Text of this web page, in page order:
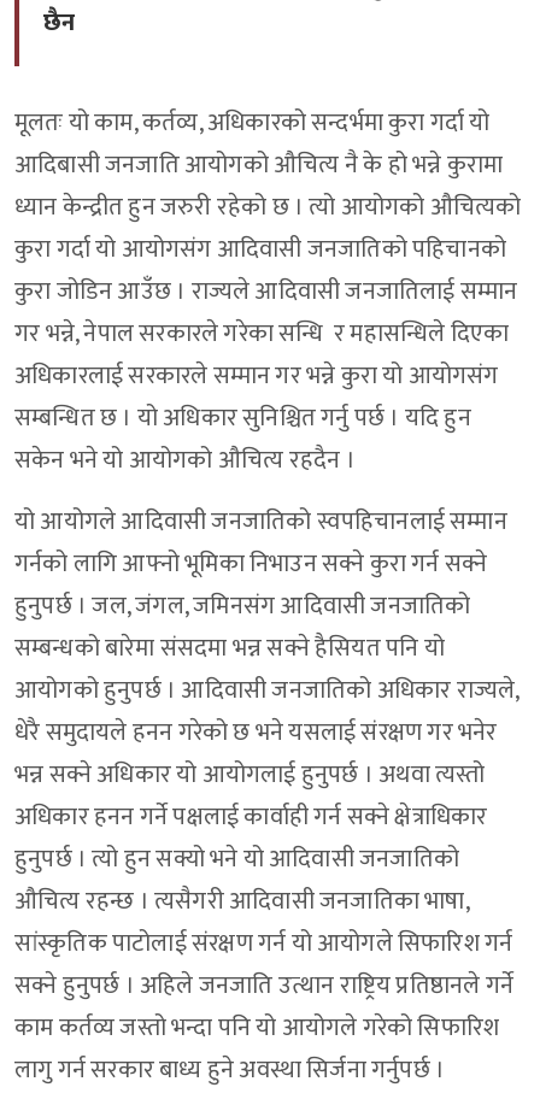
छैन
मूलतः यो काम, कर्तव्य, अधिकारको सन्दर्भमा कुरा गर्दा यो
आदिबासी जनजाति आयोगको औचित्य नै के हो भन्ने कुरामा
ध्यान केन्द्रीत हुन जरुरी रहेको छ । त्यो आयोगको औचित्यको
कुरा गर्दा यो आयोगसंग आदिवासी जनजातिको पहिचानको
कुरा जोडिन आउँछ । राज्यले आदिवासी जनजातिलाई सम्मान
गर भन्ने, नेपाल सरकारले गरेका सन्धि र महासन्धिले दिएका
अधिकारलाई सरकारले सम्मान गर भन्ने कुरा यो आयोगसंग
सम्बन्धित छ । यो अधिकार सुनिश्चित गर्नु पर्छ । यदि हुन
सकेन भने यो आयोगको औचित्य रहदैन ।
यो आयोगले आदिवासी जनजातिको स्वपहिचानलाई सम्मान
गर्नको लागि आफ्नो भूमिका निभाउन सक्ने कुरा गर्न सक्ने
हुनुपर्छ । जल, जंगल, जमिनसंग आदिवासी जनजातिको
सम्बन्धको बारेमा संसदमा भन्न सक्ने हैसियत पनि यो
आयोगको हुनुपर्छ । आदिवासी जनजातिको अधिकार राज्यले,
धेरै समुदायले हनन गरेको छ भने यसलाई संरक्षण गर भनेर
भन्न सक्ने अधिकार यो आयोगलाई हुनुपर्छ । अथवा त्यस्तो
अधिकार हनन गर्ने पक्षलाई कार्वाही गर्न सक्ने क्षेत्राधिकार
हुनुपर्छ । त्यो हुन सक्यो भने यो आदिवासी जनजातिको
औचित्य रहन्छ । त्यसैगरी आदिवासी जनजातिका भाषा,
सांस्कृतिक पाटोलाई संरक्षण गर्न यो आयोगले सिफारिश गर्न
सक्ने हुनुपर्छ । अहिले जनजाति उत्थान राष्ट्रिय प्रतिष्ठानले गर्ने
काम कर्तव्य जस्तो भन्दा पनि यो आयोगले गरेको सिफारिश
लागु गर्न सरकार बाध्य हुने अवस्था सिर्जना गर्नुपर्छ ।